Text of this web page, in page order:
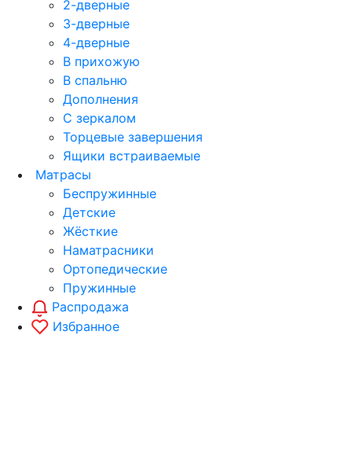
2-дверные
3-дверные
4-дверные
В прихожую
В спальню
Дополнения
С зеркалом
Торцевые завершения
Ящики встраиваемые
Матрасы
Беспружинные
Детские
Жёсткие
Наматрасники
Ортопедические
Пружинные
Распродажа
Избранное